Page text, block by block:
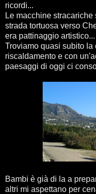
ricordi...
Le macchine
strada tortuosa verso
era pattinaggio artistico...
Troviamo quasi subito la
riscaldamento e con
paesaggi di oggi ci
Bambi è già di la a
altri mi aspettano per